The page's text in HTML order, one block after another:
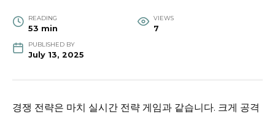
READING
53 min
VIEWS
7
PUBLISHED BY
July 13, 2025
경쟁 전략은 마치 실시간 전략 게임과 같습니다. 크게 공격